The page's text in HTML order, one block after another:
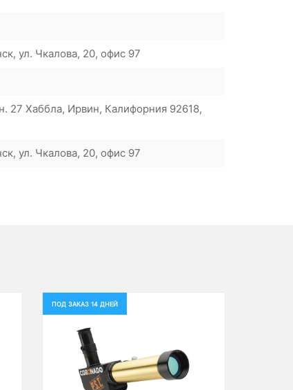
ул. Чкалова, 20, офис 97
27 Хаббла, Ирвин, Калифорния 92618,
ул. Чкалова, 20, офис 97
ПОД ЗАКАЗ 14 ДНЕЙ
Previous